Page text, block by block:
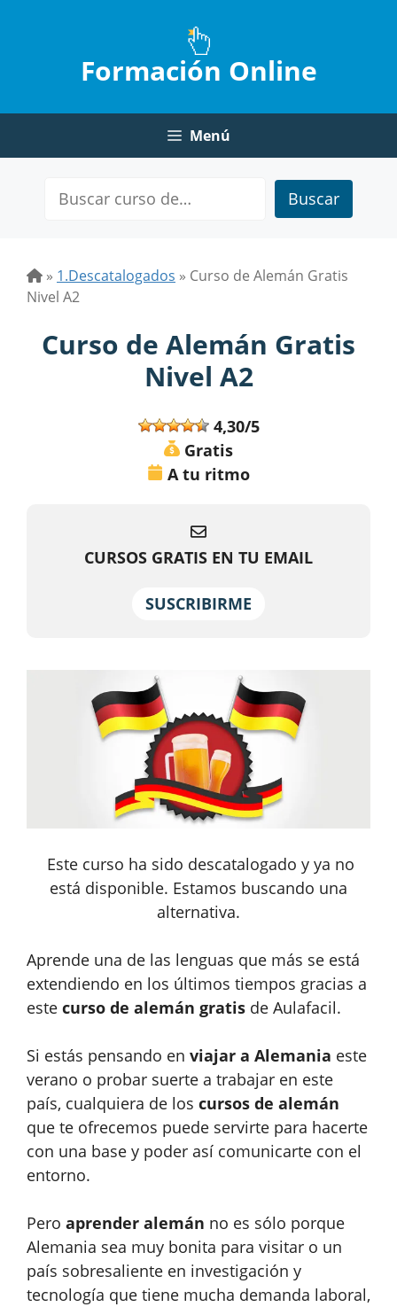
Formación Online
Menú
Buscar
» 1.Descatalogados » Curso de Alemán Gratis
Nivel A2
Curso de Alemán Gratis
Nivel A2
4,30/5
Gratis
A tu ritmo
CURSOS GRATIS EN TU EMAIL
SUSCRIBIRME
Este curso ha sido descatalogado y ya no
está disponible. Estamos buscando una
alternativa.
Aprende una de las lenguas que más se está
extendiendo en los últimos tiempos gracias a
este curso de alemán gratis de Aulafacil.
Si estás pensando en viajar a Alemania este
verano o probar suerte a trabajar en este
país, cualquiera de los cursos de alemán
que te ofrecemos puede servirte para hacerte
con una base y poder así comunicarte con el
entorno.
Pero aprender alemán no es sólo porque
Alemania sea muy bonita para visitar o un
país sobresaliente en investigación y
tecnología que tiene mucha demanda laboral,